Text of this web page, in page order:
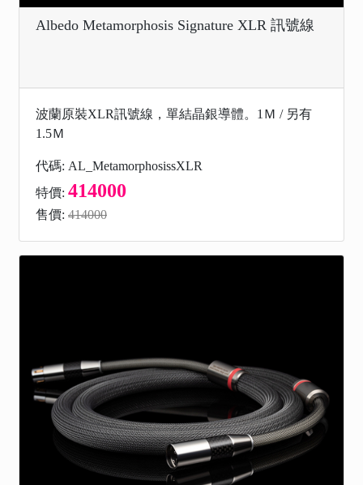
Albedo Metamorphosis Signature XLR 訊號線
波蘭原裝XLR訊號線，單結晶銀導體。1Ｍ / 另有
1.5Ｍ
代碼: AL_MetamorphosissXLR
特價: 414000
售價: 414000